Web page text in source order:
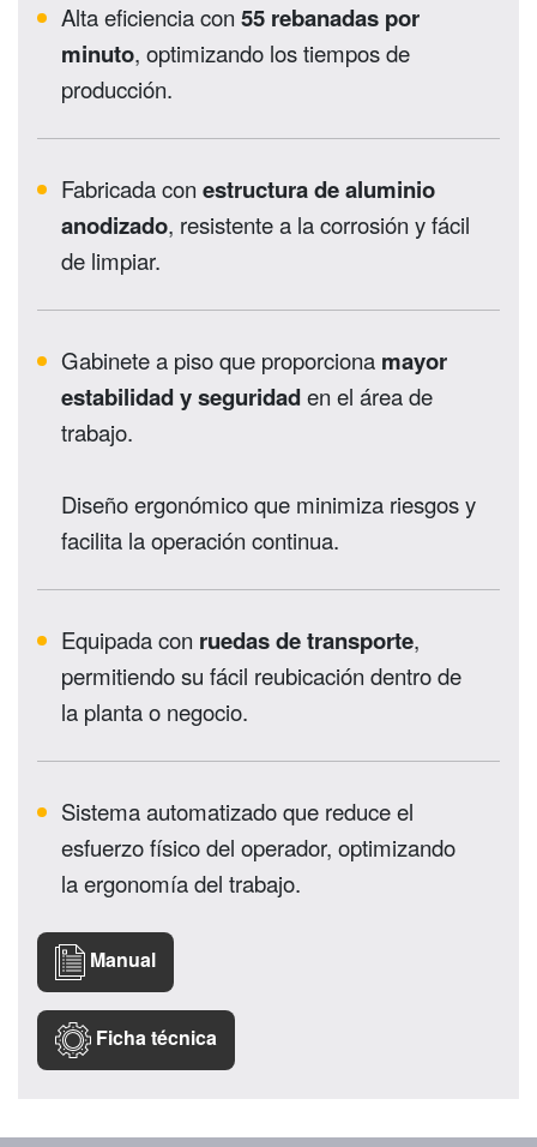
Alta eficiencia con 55 rebanadas por
minuto, optimizando los tiempos de
producción.
Fabricada con estructura de aluminio
anodizado, resistente a la corrosión y fácil
de limpiar.
Gabinete a piso que proporciona mayor
estabilidad y seguridaden el área de
trabajo.
Diseño ergonómico que minimiza riesgos y
facilita la operación continua.
Equipada con ruedas de transporte,
permitiendo su fácil reubicación dentro de
la planta o negocio.
Sistema automatizado que reduce el
esfuerzo físico del operador, optimizando
la ergonomía del trabajo.
Manual
Ficha técnica